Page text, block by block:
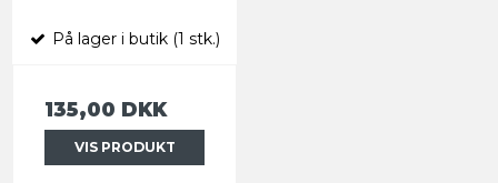
På lager i butik (1 stk.)
135,00 DKK
VIS PRODUKT